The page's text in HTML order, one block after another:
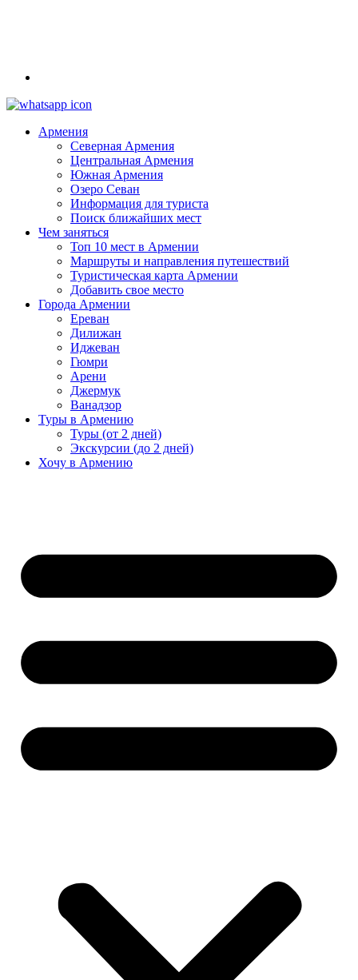
Армения
Северная Армения
Центральная Армения
Южная Армения
Озеро Севан
Информация для туриста
Поиск ближайших мест
Чем заняться
Топ 10 мест в Армении
Маршруты и направления путешествий
Туристическая карта Армении
Добавить свое место
Города Армении
Ереван
Дилижан
Иджеван
Гюмри
Арени
Джермук
Ванадзор
Туры в Армению
Туры (от 2 дней)
Экскурсии (до 2 дней)
Хочу в Армению